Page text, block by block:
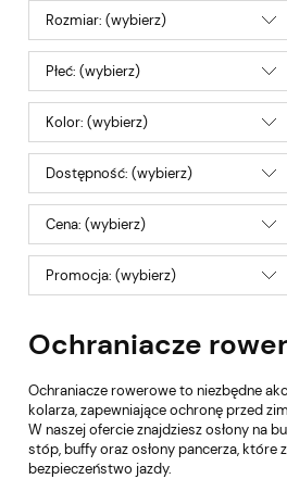
Rozmiar: (wybierz)
Płeć: (wybierz)
Kolor: (wybierz)
Dostępność: (wybierz)
Cena: (wybierz)
Promocja: (wybierz)
Ochraniacze
Ochraniacze rowerowe to niezbędne
kolarza, zapewniające ochronę przed
W naszej ofercie znajdziesz osłony na
stóp, buffy oraz osłony pancerza, które
bezpieczeństwo jazdy.